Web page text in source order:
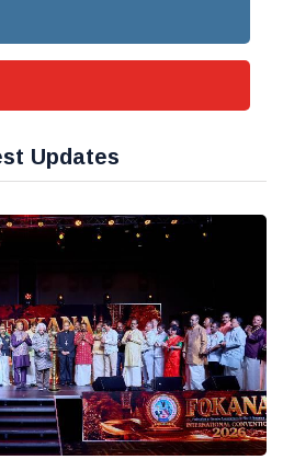
Updates